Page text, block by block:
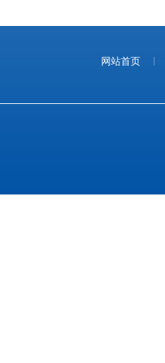
网站首页